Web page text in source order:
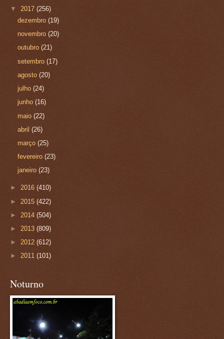
▼ 2017 (256)
dezembro(19)
novembro(20)
outubro(21)
setembro(17)
agosto(20)
julho(24)
junho(16)
maio(22)
abril(26)
março(25)
fevereiro(23)
janeiro(23)
► 2016 (410)
► 2015 (422)
► 2014 (504)
► 2013 (809)
► 2012 (612)
► 2011 (101)
Noturno